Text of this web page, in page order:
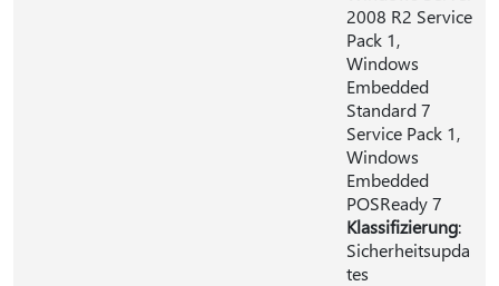
2008 R2 Service
Pack 1,
Windows
Embedded
Standard 7
Service Pack 1,
Windows
Embedded
POSReady 7
Klassifizierung:
Sicherheitsupda
tes